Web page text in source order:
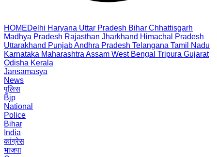
HOMEDelhi Haryana Uttar Pradesh Bihar Chhattisgarh
Madhya Pradesh Rajasthan Jharkhand Himachal Pradesh
Uttarakhand PunjabAndhra Pradesh Telangana Tamil Nadu
Karnataka Maharashtra Assam West Bengal Tripura Gujarat
Odisha Kerala
Jansamasya
News
पुलिस
Bjp
National
Police
Bihar
India
कांग्रेस
भाजपा